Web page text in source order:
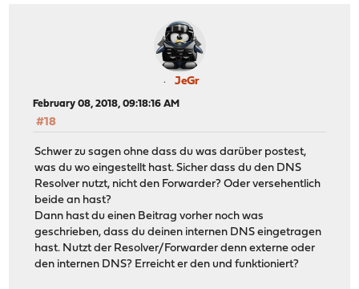
JeGr
February 08, 2018, 09:18:16 AM
#18
Schwer zu sagen ohne dass du was darüber postest,
was du wo eingestellt hast. Sicher dass du den DNS
Resolver nutzt, nicht den Forwarder? Oder versehentlich
beide an hast?
Dann hast du einen Beitrag vorher noch was
geschrieben, dass du deinen internen DNS eingetragen
hast. Nutzt der Resolver/Forwarder denn externe oder
den internen DNS? Erreicht er den und funktioniert?